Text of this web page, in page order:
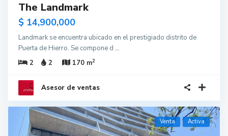
The Landmark
$ 14,900,000
Landmark se encuentra ubicado en el prestigiado distrito de
Puerta de Hierro. Se compone d ...
2
2 170 m2
Asesor de ventas
Venta Activa